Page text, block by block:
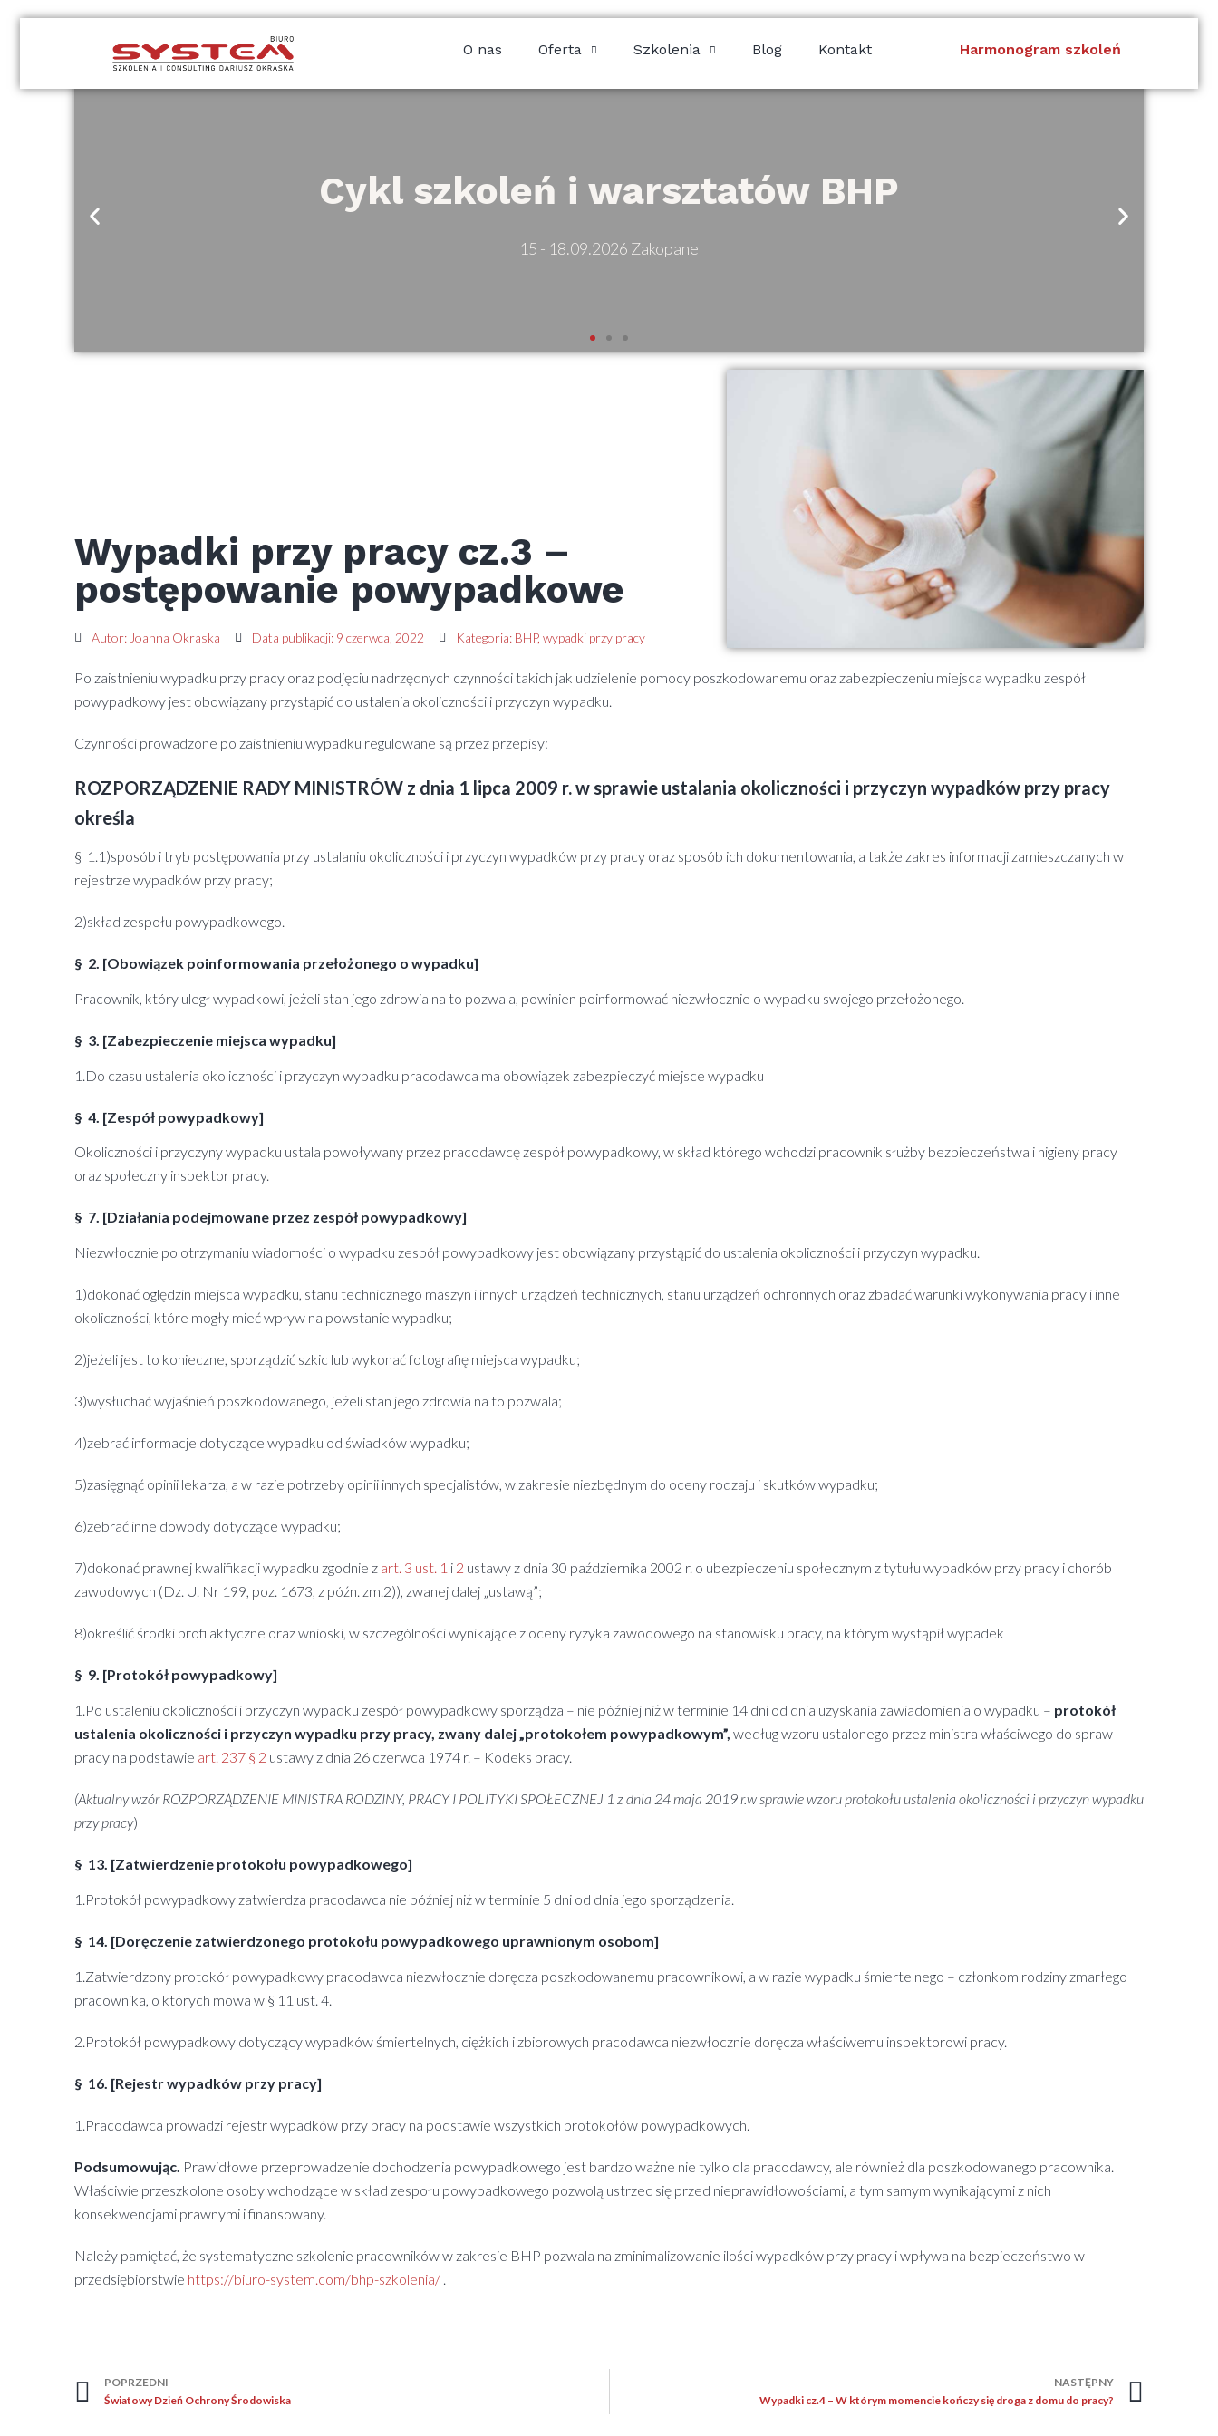
Przejdź
O nas Oferta Szkolenia Blog Kontakt Harmonogram szkoleń
Cykl szkoleń i warsztatów BHP
15 - 18.09.2026 Zakopane
Wypadki przy pracy cz.3 –
postępowanie powypadkowe
Autor: Joanna Okraska Data publikacji: 9 czerwca, 2022 Kategoria: BHP, wypadki przy pracy
Po zaistnieniu wypadku przy pracy oraz podjęciu nadrzędnych czynności takich jak udzielenie pomocy poszkodowanemu oraz zabezpieczeniu miejsca wypadku zespół
powypadkowy jest obowiązany przystąpić do ustalenia okoliczności i przyczyn wypadku.
Czynności prowadzone po zaistnieniu wypadku regulowane są przez przepisy:
ROZPORZĄDZENIE RADY MINISTRÓW z dnia 1 lipca 2009 r. w sprawie ustalania okoliczności i przyczyn wypadków przy pracy
określa
§ 1.1)sposób i tryb postępowania przy ustalaniu okoliczności i przyczyn wypadków przy pracy oraz sposób ich dokumentowania, a także zakres informacji zamieszczanych w
rejestrze wypadków przy pracy;
2)skład zespołu powypadkowego.
§ 2. [Obowiązek poinformowania przełożonego o wypadku]
Pracownik, który uległ wypadkowi, jeżeli stan jego zdrowia na to pozwala, powinien poinformować niezwłocznie o wypadku swojego przełożonego.
§ 3. [Zabezpieczenie miejsca wypadku]
1.Do czasu ustalenia okoliczności i przyczyn wypadku pracodawca ma obowiązek zabezpieczyć miejsce wypadku
§ 4. [Zespół powypadkowy]
Okoliczności i przyczyny wypadku ustala powoływany przez pracodawcę zespół powypadkowy, w skład którego wchodzi pracownik służby bezpieczeństwa i higieny pracy
oraz społeczny inspektor pracy.
§ 7. [Działania podejmowane przez zespół powypadkowy]
Niezwłocznie po otrzymaniu wiadomości o wypadku zespół powypadkowy jest obowiązany przystąpić do ustalenia okoliczności i przyczyn wypadku.
1)dokonać oględzin miejsca wypadku, stanu technicznego maszyn i innych urządzeń technicznych, stanu urządzeń ochronnych oraz zbadać warunki wykonywania pracy i inne
okoliczności, które mogły mieć wpływ na powstanie wypadku;
2)jeżeli jest to konieczne, sporządzić szkic lub wykonać fotografię miejsca wypadku;
3)wysłuchać wyjaśnień poszkodowanego, jeżeli stan jego zdrowia na to pozwala;
4)zebrać informacje dotyczące wypadku od świadków wypadku;
5)zasięgnąć opinii lekarza, a w razie potrzeby opinii innych specjalistów, w zakresie niezbędnym do oceny rodzaju i skutków wypadku;
6)zebrać inne dowody dotyczące wypadku;
7)dokonać prawnej kwalifikacji wypadku zgodnie z art. 3 ust. 1 i 2 ustawy z dnia 30 października 2002 r. o ubezpieczeniu społecznym z tytułu wypadków przy pracy i chorób
zawodowych (Dz. U. Nr 199, poz. 1673, z późn. zm.2)), zwanej dalej „ustawą”;
8)określić środki profilaktyczne oraz wnioski, w szczególności wynikające z oceny ryzyka zawodowego na stanowisku pracy, na którym wystąpił wypadek
§ 9. [Protokół powypadkowy]
1.Po ustaleniu okoliczności i przyczyn wypadku zespół powypadkowy sporządza – nie później niż w terminie 14 dni od dnia uzyskania zawiadomienia o wypadku – protokół
ustalenia okoliczności i przyczyn wypadku przy pracy, zwany dalej „protokołem powypadkowym”, według wzoru ustalonego przez ministra właściwego do spraw
pracy na podstawie art. 237 § 2 ustawy z dnia 26 czerwca 1974 r. – Kodeks pracy.
(Aktualny wzór ROZPORZĄDZENIE MINISTRA RODZINY, PRACY I POLITYKI SPOŁECZNEJ 1 z dnia 24 maja 2019 r.w sprawie wzoru protokołu ustalenia okoliczności i przyczyn wypadku
przy pracy)
§ 13. [Zatwierdzenie protokołu powypadkowego]
1.Protokół powypadkowy zatwierdza pracodawca nie później niż w terminie 5 dni od dnia jego sporządzenia.
§ 14. [Doręczenie zatwierdzonego protokołu powypadkowego uprawnionym osobom]
1.Zatwierdzony protokół powypadkowy pracodawca niezwłocznie doręcza poszkodowanemu pracownikowi, a w razie wypadku śmiertelnego – członkom rodziny zmarłego
pracownika, o których mowa w § 11 ust. 4.
2.Protokół powypadkowy dotyczący wypadków śmiertelnych, ciężkich i zbiorowych pracodawca niezwłocznie doręcza właściwemu inspektorowi pracy.
§ 16. [Rejestr wypadków przy pracy]
1.Pracodawca prowadzi rejestr wypadków przy pracy na podstawie wszystkich protokołów powypadkowych.
Podsumowując. Prawidłowe przeprowadzenie dochodzenia powypadkowego jest bardzo ważne nie tylko dla pracodawcy, ale również dla poszkodowanego pracownika.
Właściwie przeszkolone osoby wchodzące w skład zespołu powypadkowego pozwolą ustrzec się przed nieprawidłowościami, a tym samym wynikającymi z nich
konsekwencjami prawnymi i finansowany.
Należy pamiętać, że systematyczne szkolenie pracowników w zakresie BHP pozwala na zminimalizowanie ilości wypadków przy pracy i wpływa na bezpieczeństwo w
przedsiębiorstwie https://biuro-system.com/bhp-szkolenia/
POPRZEDNI
Światowy Dzień Ochrony Środowiska
NASTĘPNY
Wypadki cz.4 – W którym momencie kończy się droga z domu do pracy?